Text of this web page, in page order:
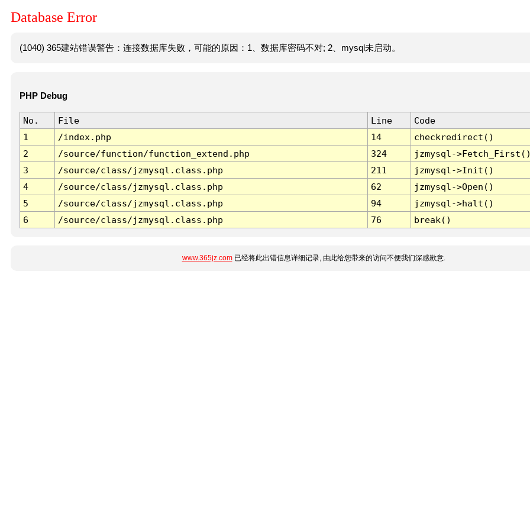
Database Error
(1040) 365建站错误警告：连接数据库失败，可能的原因：1、数据库密码不对; 2、mysql未启动。
PHP Debug
No. File Line
Code
1
/index.php 14
checkredirect()
2
/source/function/function_extend.php 324
jzmysql-
3
/source/class/jzmysql.class.php 211
jzmysql->Init()
4
/source/class/jzmysql.class.php 62
jzmysql->Open()
5
/source/class/jzmysql.class.php 94
jzmysql->halt()
6
/source/class/jzmysql.class.php 76 break()
www.365jz.com已经将此出错信息详细记录, 由此给您带来的访问不便我们深感歉意.